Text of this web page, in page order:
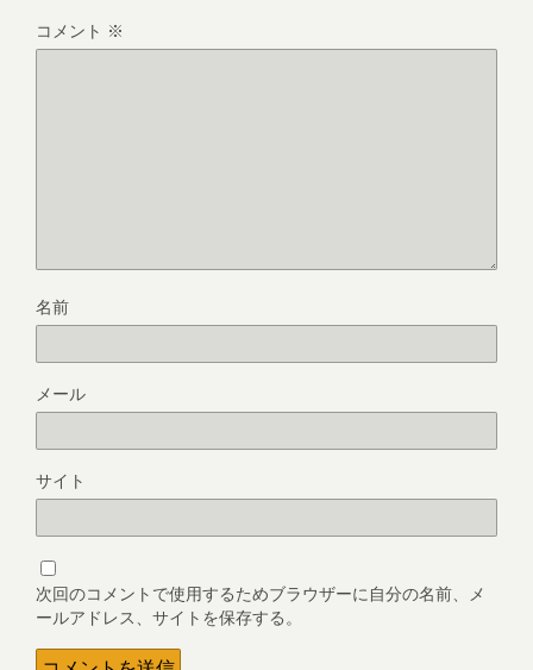
コメント ※
名前
メール
サイト
次回のコメントで使用するためブラウザーに自分の名前、メ
ールアドレス、サイトを保存する。